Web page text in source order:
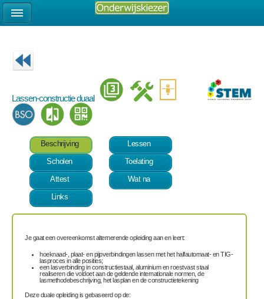
Lassen-constructie duaal
Beschrijving
Lessen
Scholen
Toelating
Attest
Wat na
Links
Je gaat een overeenkomst alternerende opleiding aan en leert:
hoeknaad-, plaat- en pijpverbindingen lassen met het halfautomaat- en TIG-
lasproces in alle posities;
een lasverbinding in constructiestaal, aluminium en roestvast staal
realiseren die voldoet aan de geldende internationale normen, de
lasmethodebeschrijving, het lasplan en de constructietekening
Deze duale opleiding is gebaseerd op de: